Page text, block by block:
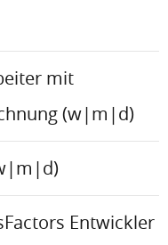
mit
(w|m|d)
Entwickler